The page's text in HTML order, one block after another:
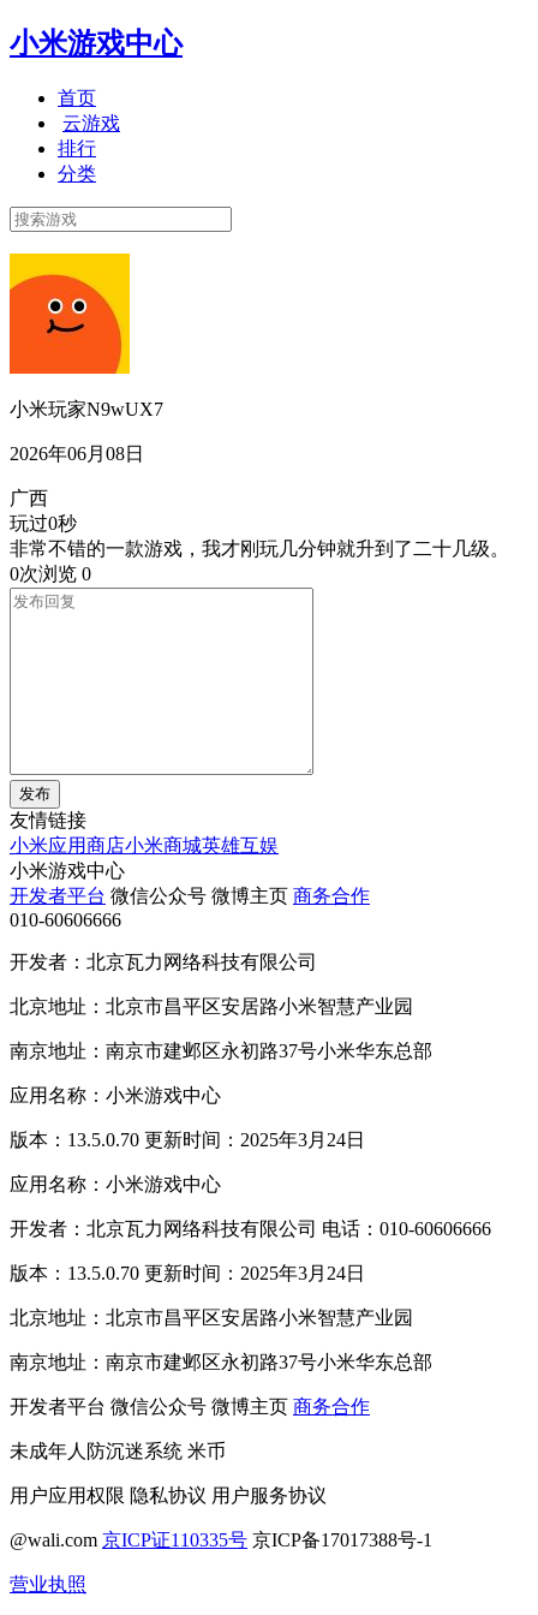
小米游戏中心
首页
云游戏
排行
分类
小米玩家N9wUX7
2026年06月08日
广西
玩过0秒
非常不错的一款游戏，我才刚玩几分钟就升到了二十几级。
0次浏览 0
发布
友情链接
小米应用商店小米商城英雄互娱
小米游戏中心
开发者平台 微信公众号 微博主页 商务合作
010-60606666
开发者：北京瓦力网络科技有限公司
北京地址：北京市昌平区安居路小米智慧产业园
南京地址：南京市建邺区永初路37号小米华东总部
应用名称：小米游戏中心
版本：13.5.0.70 更新时间：2025年3月24日
应用名称：小米游戏中心
开发者：北京瓦力网络科技有限公司 电话：010-60606666
版本：13.5.0.70 更新时间：2025年3月24日
北京地址：北京市昌平区安居路小米智慧产业园
南京地址：南京市建邺区永初路37号小米华东总部
开发者平台 微信公众号 微博主页 商务合作
未成年人防沉迷系统 米币
用户应用权限 隐私协议 用户服务协议
@wali.com 京ICP证110335号 京ICP备17017388号-1
营业执照